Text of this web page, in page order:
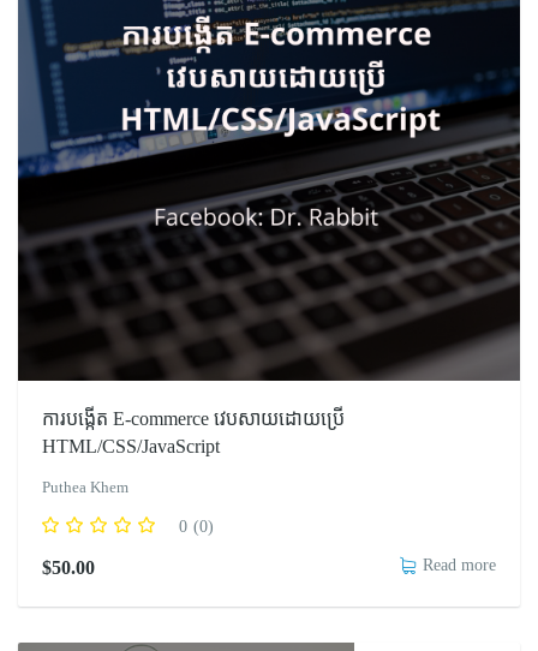
ការបង្កើត​ E-commerce វេបសាយដោយប្រើ
HTML/CSS/JavaScript
Puthea Khem
0 (0)
$50.00 Read more